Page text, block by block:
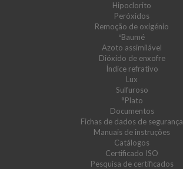
Hipoclorito
Peróxidos
Remoção de oxigénio
ºBaumé
Azoto assimilável
Dióxido de enxofre
Índice refrativo
Lux
Sulfuroso
°Plato
Documentos
Fichas de dados de segurança
Manuais de instruções
Catálogos
Certificado ISO
Pesquisa de certificados